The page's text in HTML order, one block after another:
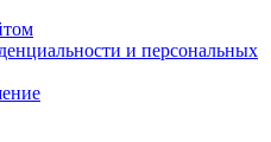
и персональных